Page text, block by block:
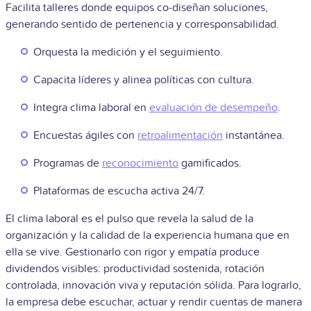
Facilita talleres donde equipos co‑diseñan soluciones,
generando sentido de pertenencia y corresponsabilidad.
Orquesta la medición y el seguimiento.
Capacita líderes y alinea políticas con cultura.
Integra clima laboral en evaluación de desempeño.
Encuestas ágiles con retroalimentación instantánea.
Programas de reconocimiento gamificados.
Plataformas de escucha activa 24/7.
El clima laboral es el pulso que revela la salud de la
organización y la calidad de la experiencia humana que en
ella se vive. Gestionarlo con rigor y empatía produce
dividendos visibles: productividad sostenida, rotación
controlada, innovación viva y reputación sólida. Para lograrlo,
la empresa debe escuchar, actuar y rendir cuentas de manera